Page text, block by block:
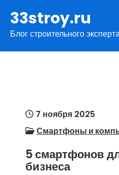
содержимому
33stroy.ru
Блог строительного
7 ноября 2025
Смартфоны и
5 смартфонов
бизнеса